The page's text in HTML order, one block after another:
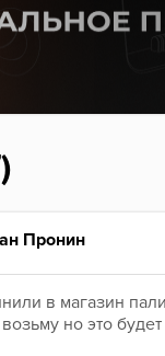
Пронин
в магазин
возьму но это